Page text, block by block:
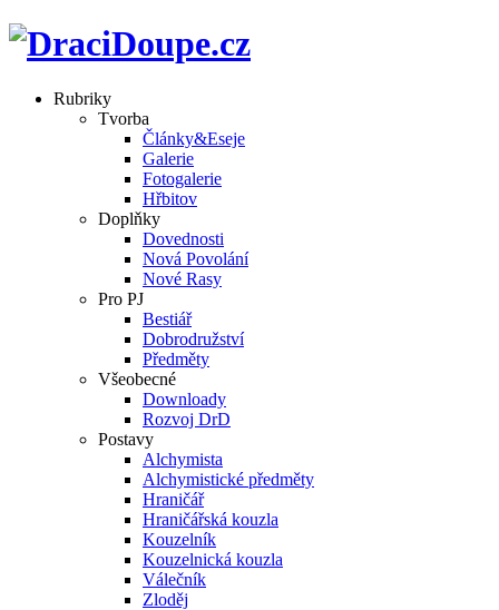
Rubriky
Tvorba
Články&Eseje
Galerie
Fotogalerie
Hřbitov
Doplňky
Dovednosti
Nová Povolání
Nové Rasy
Pro PJ
Bestiář
Dobrodružství
Předměty
Všeobecné
Downloady
Rozvoj DrD
Postavy
Alchymista
Alchymistické předměty
Hraničář
Hraničářská kouzla
Kouzelník
Kouzelnická kouzla
Válečník
Zloděj